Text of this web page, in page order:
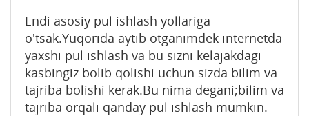
Endi asosiy pul ishlash yollariga
o'tsak.Yuqorida aytib otganimdek internetda
yaxshi pul ishlash va bu sizni kelajakdagi
kasbingiz bolib qolishi uchun sizda bilim va
tajriba bolishi kerak.Bu nima degani;bilim va
tajriba orqali qanday pul ishlash mumkin.